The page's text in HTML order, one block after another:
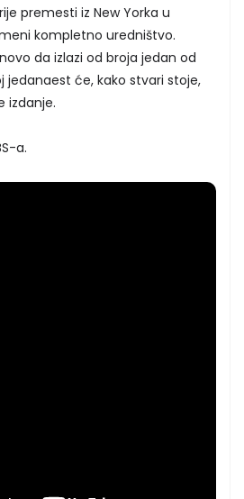
premesti iz New Yorka u
kompletno uredništvo.
da izlazi od broja jedan od
jedanaest će, kako stvari stoje,
izdanje.
a.